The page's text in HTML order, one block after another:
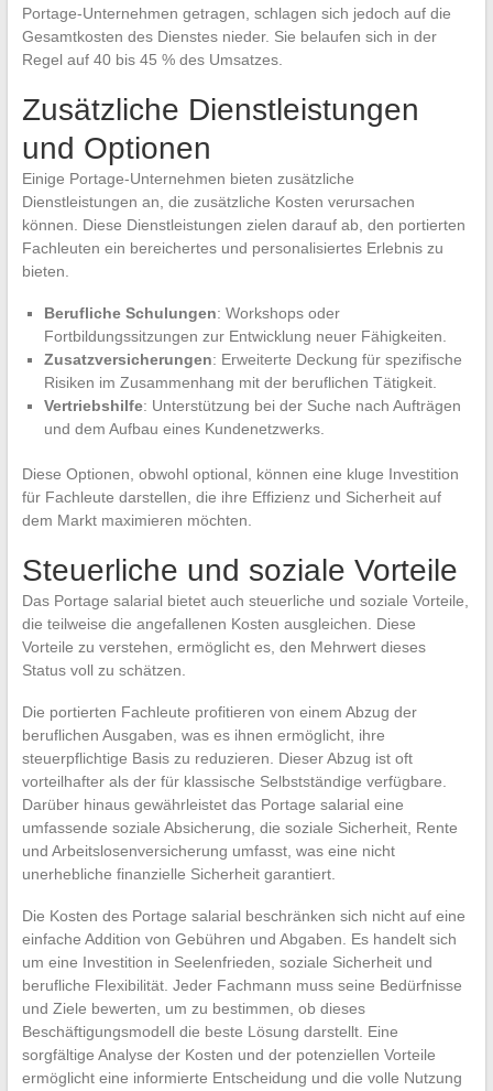
Portage-Unternehmen getragen, schlagen sich jedoch auf die
Gesamtkosten des Dienstes nieder. Sie belaufen sich in der
Regel auf 40 bis 45 % des Umsatzes.
Zusätzliche Dienstleistungen
und Optionen
Einige Portage-Unternehmen bieten zusätzliche
Dienstleistungen an, die zusätzliche Kosten verursachen
können. Diese Dienstleistungen zielen darauf ab, den portierten
Fachleuten ein bereichertes und personalisiertes Erlebnis zu
bieten.
Berufliche Schulungen: Workshops oder
Fortbildungssitzungen zur Entwicklung neuer Fähigkeiten.
Zusatzversicherungen: Erweiterte Deckung für spezifische
Risiken im Zusammenhang mit der beruflichen Tätigkeit.
Vertriebshilfe: Unterstützung bei der Suche nach Aufträgen
und dem Aufbau eines Kundenetzwerks.
Diese Optionen, obwohl optional, können eine kluge Investition
für Fachleute darstellen, die ihre Effizienz und Sicherheit auf
dem Markt maximieren möchten.
Steuerliche und soziale Vorteile
Das Portage salarial bietet auch steuerliche und soziale Vorteile,
die teilweise die angefallenen Kosten ausgleichen. Diese
Vorteile zu verstehen, ermöglicht es, den Mehrwert dieses
Status voll zu schätzen.
Die portierten Fachleute profitieren von einem Abzug der
beruflichen Ausgaben, was es ihnen ermöglicht, ihre
steuerpflichtige Basis zu reduzieren. Dieser Abzug ist oft
vorteilhafter als der für klassische Selbstständige verfügbare.
Darüber hinaus gewährleistet das Portage salarial eine
umfassende soziale Absicherung, die soziale Sicherheit, Rente
und Arbeitslosenversicherung umfasst, was eine nicht
unerhebliche finanzielle Sicherheit garantiert.
Die Kosten des Portage salarial beschränken sich nicht auf eine
einfache Addition von Gebühren und Abgaben. Es handelt sich
um eine Investition in Seelenfrieden, soziale Sicherheit und
berufliche Flexibilität. Jeder Fachmann muss seine Bedürfnisse
und Ziele bewerten, um zu bestimmen, ob dieses
Beschäftigungsmodell die beste Lösung darstellt. Eine
sorgfältige Analyse der Kosten und der potenziellen Vorteile
ermöglicht eine informierte Entscheidung und die volle Nutzung